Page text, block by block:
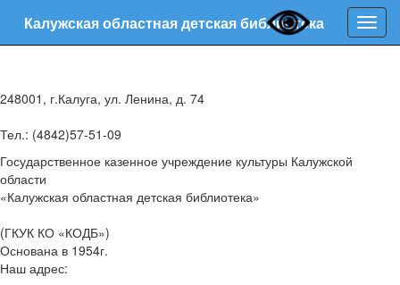
Калужская областная детская библиотека
248001, г.Калуга, ул. Ленина, д. 74
Тел.: (4842)57-51-09
Государственное казенное учреждение культуры Калужской
области
«Калужская областная детская библиотека»
(ГКУК КО «КОДБ»)
Основана в 1954г.
Наш адрес: